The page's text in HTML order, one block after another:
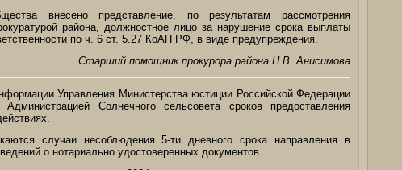
внесено представление, по результатам рассмотрения
района, должностное лицо за нарушение срока выплаты
по ч. 6 ст. 5.27 КоАП РФ, в виде предупреждения.
Старший помощник прокурора района Н.В. Анисимова
Управления Министерства юстиции Российской Федерации
Солнечного сельсовета сроков предоставления
случаи несоблюдения 5-ти дневного срока направления в
о нотариально удостоверенных документов.